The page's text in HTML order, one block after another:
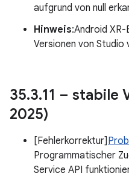
aufgrund von null
Hinweis:Android
Versionen von Studio
35.3.11 – stabile
2025)
[Fehlerkorrektur]
Programmatischer
Service API